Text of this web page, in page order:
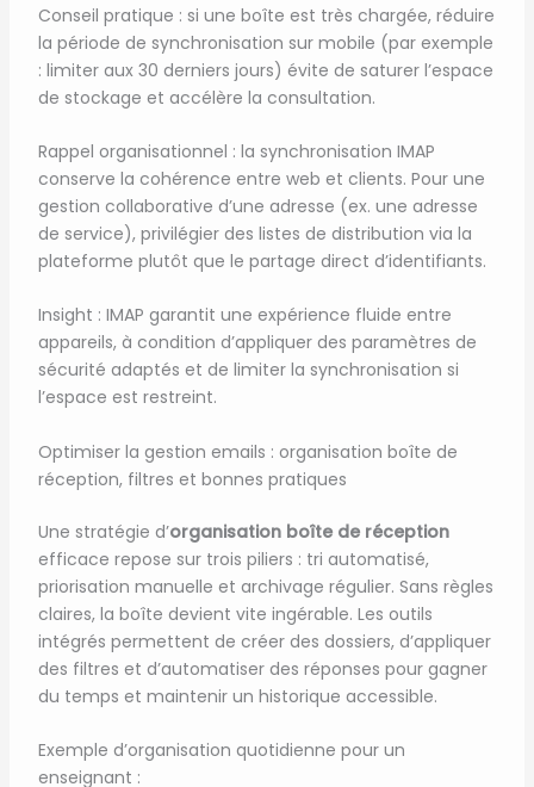
Conseil pratique : si une boîte est très chargée, réduire
la période de synchronisation sur mobile (par exemple
: limiter aux 30 derniers jours) évite de saturer l’espace
de stockage et accélère la consultation.
Rappel organisationnel : la synchronisation IMAP
conserve la cohérence entre web et clients. Pour une
gestion collaborative d’une adresse (ex. une adresse
de service), privilégier des listes de distribution via la
plateforme plutôt que le partage direct d’identifiants.
Insight : IMAP garantit une expérience fluide entre
appareils, à condition d’appliquer des paramètres de
sécurité adaptés et de limiter la synchronisation si
l’espace est restreint.
Optimiser la gestion emails : organisation boîte de
réception, filtres et bonnes pratiques
Une stratégie d’organisation boîte de réception
efficace repose sur trois piliers : tri automatisé,
priorisation manuelle et archivage régulier. Sans règles
claires, la boîte devient vite ingérable. Les outils
intégrés permettent de créer des dossiers, d’appliquer
des filtres et d’automatiser des réponses pour gagner
du temps et maintenir un historique accessible.
Exemple d’organisation quotidienne pour un
enseignant :